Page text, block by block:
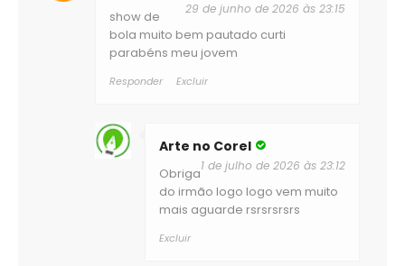
29 de junho de 2026 às 23:15
show de
bola muito bem pautado curti
parabéns meu jovem
Responder Excluir
Arte no Corel
1 de julho de 2026 às 23:12
Obriga
do irmão logo logo vem muito
mais aguarde rsrsrsrsrs
Excluir